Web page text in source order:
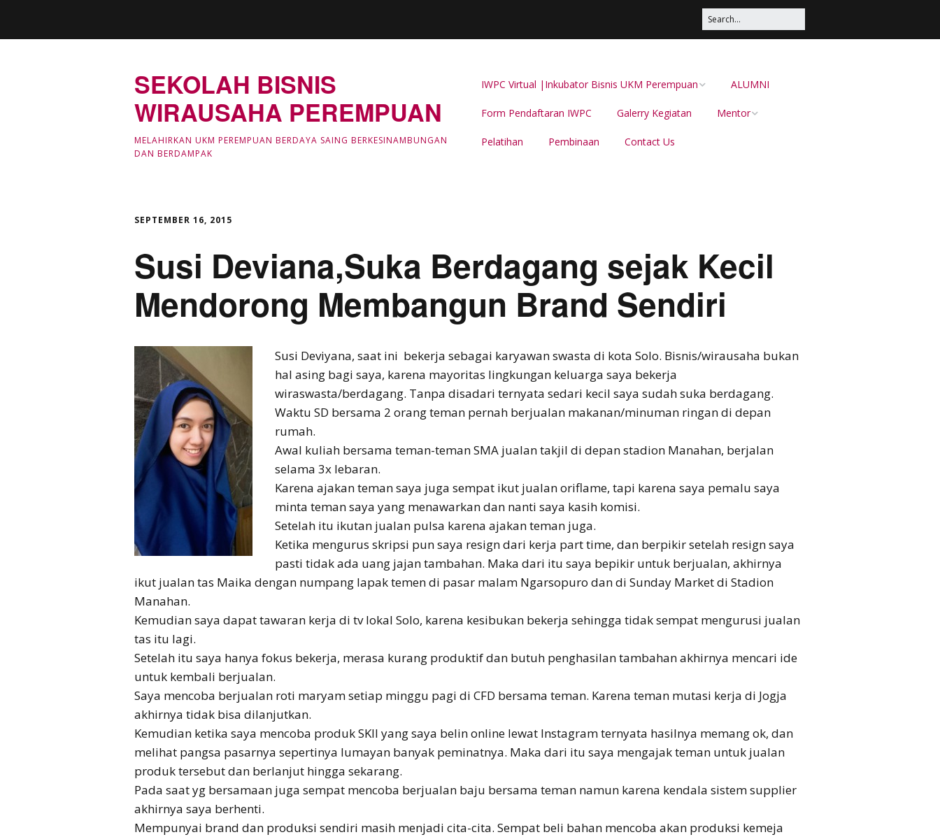
SEKOLAH BISNIS
WIRAUSAHA PEREMPUAN
MELAHIRKAN UKM PEREMPUAN BERDAYA SAING BERKESINAMBUNGAN
DAN BERDAMPAK
IWPC Virtual |Inkubator Bisnis UKM Perempuan
Latar Belakang
LIPUTAN & BERITA IWPC
ALUMNI
Form Pendaftaran IWPC Galerry Kegiatan Mentor
Menduniakan Produk
Lokal Bersama JAVARA
Pelatihan Pembinaan Contact Us
SEPTEMBER 16, 2015
Susi Deviana,Suka Berdagang sejak Kecil
Mendorong Membangun Brand Sendiri
Susi Deviyana, saat ini bekerja sebagai karyawan swasta di kota Solo. Bisnis/wirausaha bukan
hal asing bagi saya, karena mayoritas lingkungan keluarga saya bekerja
wiraswasta/berdagang. Tanpa disadari ternyata sedari kecil saya sudah suka berdagang.
Waktu SD bersama 2 orang teman pernah berjualan makanan/minuman ringan di depan
rumah.
Awal kuliah bersama teman-teman SMA jualan takjil di depan stadion Manahan, berjalan
selama 3x lebaran.
Karena ajakan teman saya juga sempat ikut jualan oriflame, tapi karena saya pemalu saya
minta teman saya yang menawarkan dan nanti saya kasih komisi.
Setelah itu ikutan jualan pulsa karena ajakan teman juga.
Ketika mengurus skripsi pun saya resign dari kerja part time, dan berpikir setelah resign saya
pasti tidak ada uang jajan tambahan. Maka dari itu saya bepikir untuk berjualan, akhirnya
ikut jualan tas Maika dengan numpang lapak temen di pasar malam Ngarsopuro dan di Sunday Market di Stadion
Manahan.
Kemudian saya dapat tawaran kerja di tv lokal Solo, karena kesibukan bekerja sehingga tidak sempat mengurusi jualan
tas itu lagi.
Setelah itu saya hanya fokus bekerja, merasa kurang produktif dan butuh penghasilan tambahan akhirnya mencari ide
untuk kembali berjualan.
Saya mencoba berjualan roti maryam setiap minggu pagi di CFD bersama teman. Karena teman mutasi kerja di Jogja
akhirnya tidak bisa dilanjutkan.
Kemudian ketika saya mencoba produk SKII yang saya belin online lewat Instagram ternyata hasilnya memang ok, dan
melihat pangsa pasarnya sepertinya lumayan banyak peminatnya. Maka dari itu saya mengajak teman untuk jualan
produk tersebut dan berlanjut hingga sekarang.
Pada saat yg bersamaan juga sempat mencoba berjualan baju bersama teman namun karena kendala sistem supplier
akhirnya saya berhenti.
Mempunyai brand dan produksi sendiri masih menjadi cita-cita. Sempat beli bahan mencoba akan produksi kemeja